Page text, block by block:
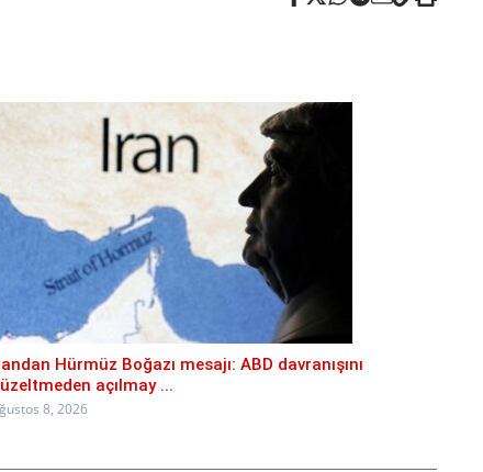
Hürmüz Boğazı mesajı: ABD davranışını
açılmay ...
8, 2026